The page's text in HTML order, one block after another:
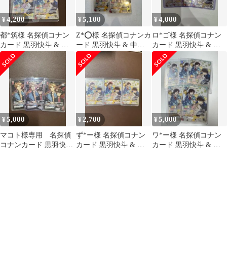
¥4,200
都*筑様 名探偵コナン
カード 黒羽快斗 & 中
森青子 MR 5枚
¥5,100
Z*⭕様 名探偵コナンカ
ード 黒羽快斗 & 中森
青子 MR 5枚
¥4,000
ロ*ゴ様 名探偵コナン
カード 黒羽快斗 & 中
森青子 MR 4枚
¥5,000
マコト様専用 名探偵
コナンカード 黒羽快斗
¥ 2,700
ず*ー様 名探偵コナン
カード 黒羽快斗 & 中
¥5,000
ワ*ー様 名探偵コナン
カード 黒羽快斗 & 中